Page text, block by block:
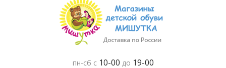
пн-сб с 10-00 до 19-00